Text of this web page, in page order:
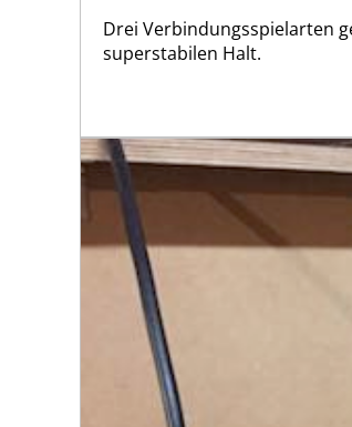
Drei Verbindungsspielarten
superstabilen Halt.